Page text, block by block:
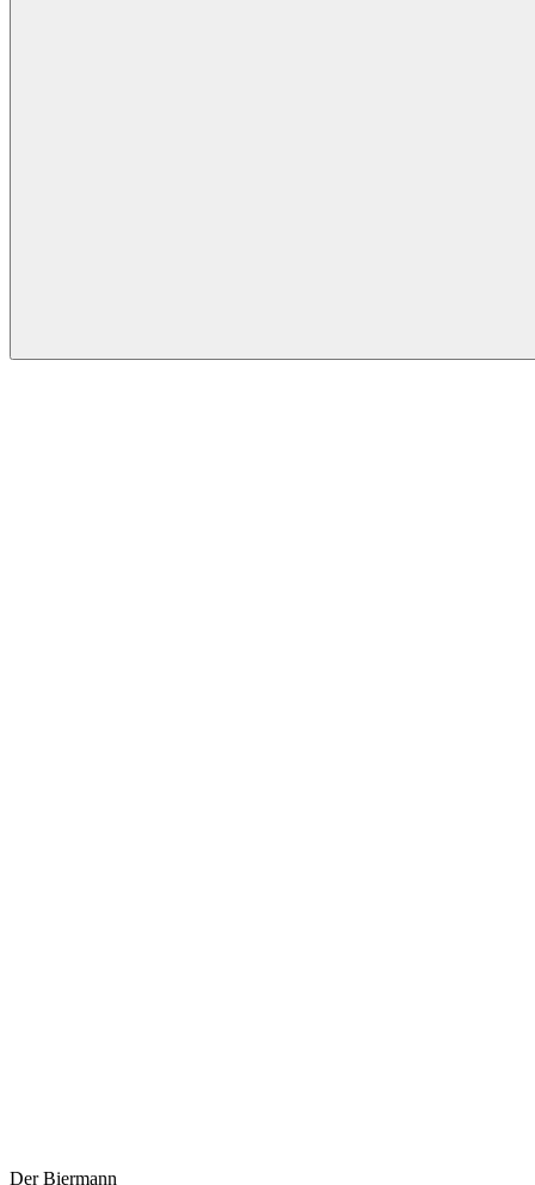
Der Biermann